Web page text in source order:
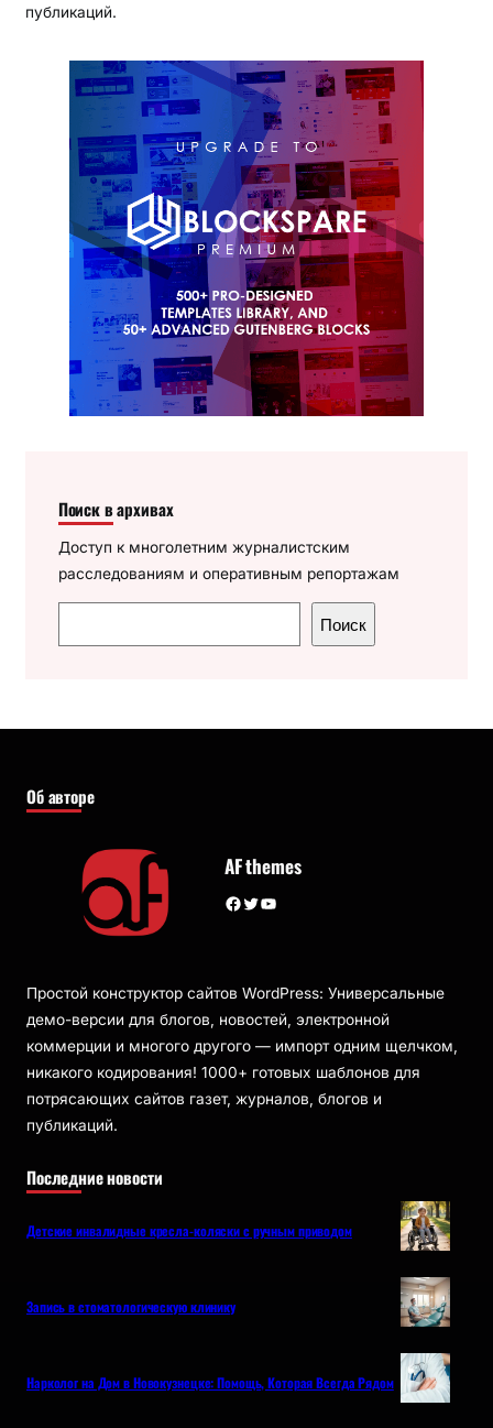
публикаций.
Поиск в архивах
Доступ к многолетним журналистским
расследованиям и оперативным репортажам
о
к
Поиск
Об авторе
AF themes
Facebook Twitter YouTube
Простой конструктор сайтов WordPress: Универсальные
демо-версии для блогов, новостей, электронной
коммерции и многого другого — импорт одним щелчком,
никакого кодирования! 1000+ готовых шаблонов для
потрясающих сайтов газет, журналов, блогов и
публикаций.
Последние новости
Детские инвалидные кресла-коляски с ручным приводом
Запись в стоматологическую клинику
Нарколог на Дом в Новокузнецке: Помощь, Которая Всегда Рядом